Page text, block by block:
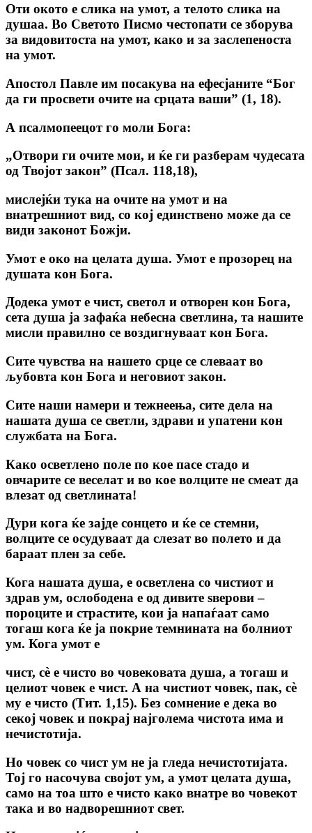
Оти окото е слика на yмот, a телото слика на
душаа. Во Светото Писмо честопати се зборува
за видовитоста на умот, како и за заслепеноста
на умот.
Апостол Павле им посакува на ефесјаните “Бог
да ги просвети очите на срцата ваши” (1, 18).
А псалмопеецот го моли Бога:
„Отвори ги очите мои, и ќе ги разберам чудесата
од Твојот закон” (Псал. 118,18),
мислејќи тука на очите на умот и на
внатрешниот вид, co кој единствено може да се
види законот Божји.
Умот е око на целата душа. Умот е прозорец на
душата кон Бога.
Додека умот е чист, светол и отворен кон Бога,
сета душа ја зафаќа небесна светлина, та нашите
мисли правилно се воздигнуваат кон Бога.
Сите чувства на нашето срце се слеваат во
љубовта кон Бога и неговиот закон.
Сите наши намери и тежнеења, сите дела на
нашата душа се светли, здрави и упатени кон
службата на Бога.
Како осветлено поле по кое пасе стадо и
овчарите се веселат и во кое волците не смеат да
влезат од светлината!
Дури кога ќе зајде сонцето и ќе се стемни,
волците се осудуваат да слезат во полето и да
бараат плен за себе.
Кога нашата душа, е осветлена co чистиот и
здрав ум, ослободена е од дивите ѕверови –
пороците и страстите, кои ја напаѓаат само
тогаш кога ќе ја покрие темнината на болниот
ум. Кога умот е
чист, сѐ е чисто во човековата душа, а тогаш и
целиот човек е чист. А на чистиот човек, пак, сѐ
му е чисто (Тит. 1,15). Без сомнение е дека во
секој човек и покрај најголема чистота има и
нечистотија.
Но човек co чист ум не ја гледа нечистотијата.
Тој го насочува својот ум, а умот целата душа,
само на тоа што е чисто како внатре во човекот
така и во надворешниот свет.